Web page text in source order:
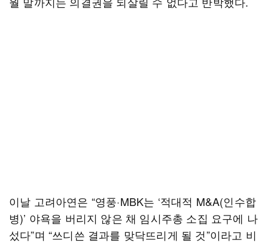
이날 고려아연은 “영풍·MBK는 ‘적대적 M&A(인수합
병)’ 야욕을 버리지 않은 채 임시주총 소집 요구에 나
섰다”며 “쓰디쓴 결과를 맞닥뜨리게 될 것”이라고 비